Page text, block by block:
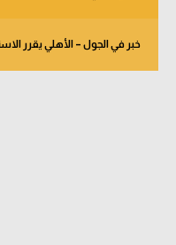
خبر في الجول – الأهلي يقرر